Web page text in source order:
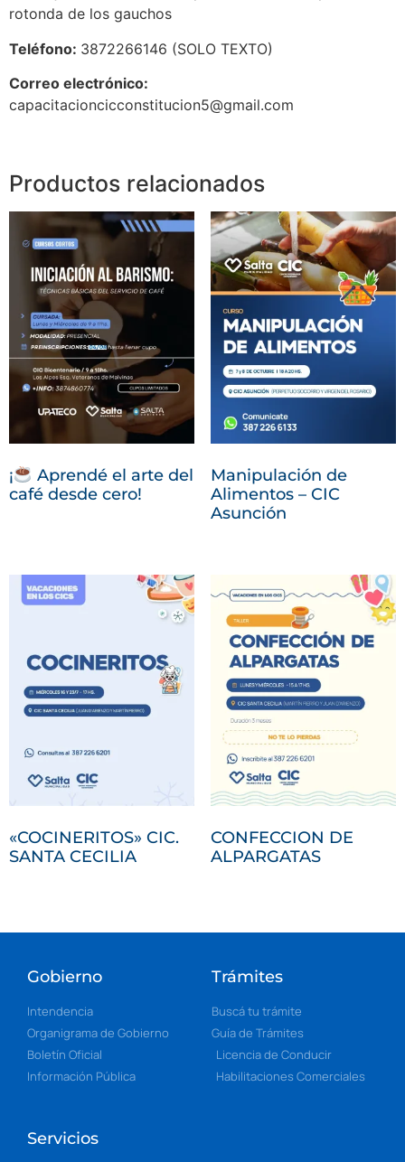
rotonda de los gauchos
Teléfono: 3872266146 (SOLO TEXTO)
Correo electrónico:
capacitacioncicconstitucion5@gmail.com
Productos relacionados
¡
Aprendé el arte del
café desde cero!
Manipulación de
Alimentos – CIC
Asunción
«COCINERITOS» CIC.
SANTA CECILIA
CONFECCION DE
ALPARGATAS
Gobierno
Intendencia
Organigrama de Gobierno
Boletín Oficial
Información Pública
Trámites
Buscá tu trámite
Guía de Trámites
Licencia de Conducir
Habilitaciones Comerciales
Servicios